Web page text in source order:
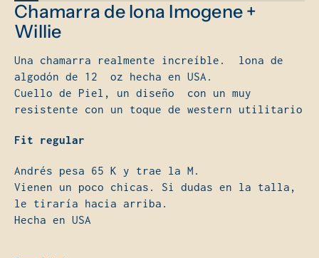
Chamarra de lona Imogene +
Willie
Una chamarra realmente increíble. lona de
algodón de 12 oz hecha en USA.
Cuello de Piel, un diseño con un muy
resistente con un toque de western utilitario
Fit regular
Andrés pesa 65 K y trae la M.
Vienen un poco chicas. Si dudas en la talla,
le tiraría hacia arriba.
Hecha en USA